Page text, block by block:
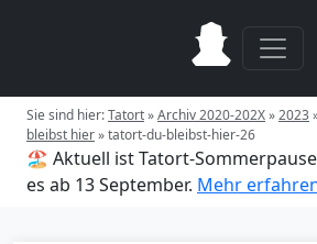
Sie sind hier:Tatort»Archiv 2020-202X»2023
bleibst hier»tatort-du-bleibst-hier-26
🏖️ Aktuell ist Tatort-Sommerpause
es ab 13 September. Mehr